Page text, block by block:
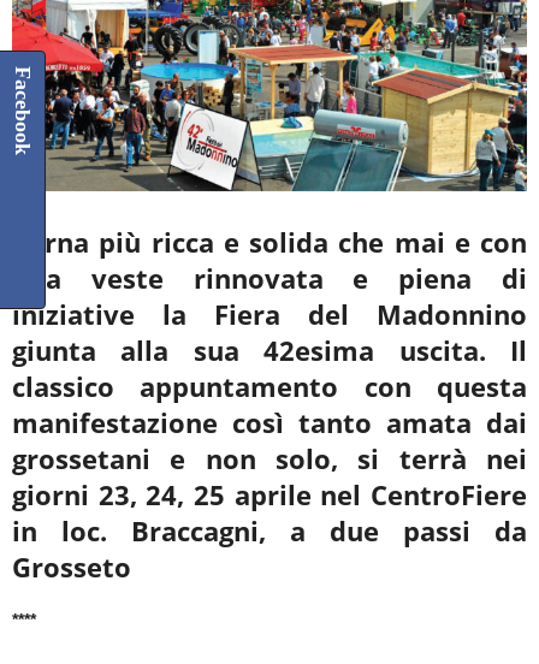
Torna più ricca e solida che mai e con
una veste rinnovata e piena di
iniziative la Fiera del Madonnino
giunta alla sua 42esima uscita. Il
classico appuntamento con questa
manifestazione così tanto amata dai
grossetani e non solo, si terrà nei
giorni 23, 24, 25 aprile nel CentroFiere
in loc. Braccagni, a due passi da
Grosseto
****
Facebook